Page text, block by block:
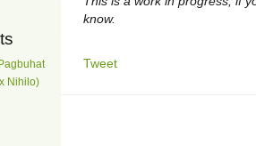
Nihilo)
know.
Tweet